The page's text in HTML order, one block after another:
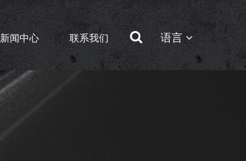
语言
新闻中心 联系我们